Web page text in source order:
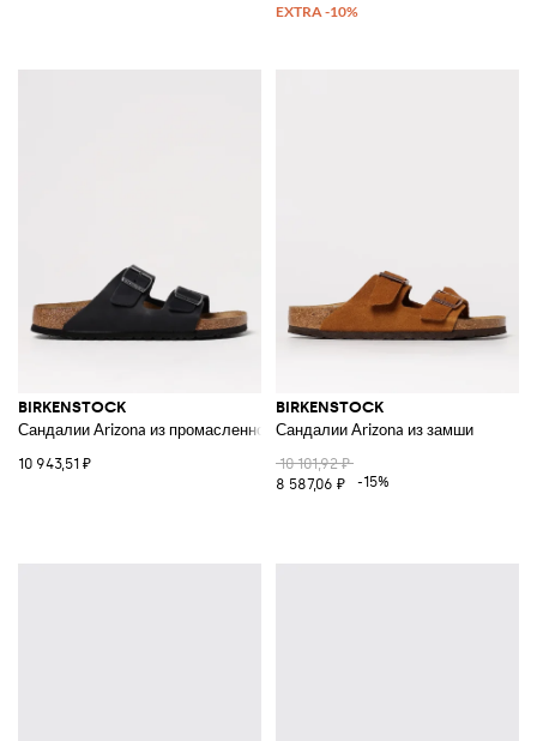
BIRKENSTOCK
Сандалии Arizona из промасленной кожи
10 943,51 ₽
BIRKENSTOCK
Сандалии Arizona из замши
10 101,92 ₽
8 587,06 ₽
-15%